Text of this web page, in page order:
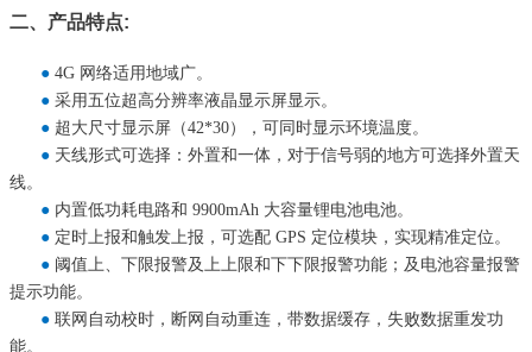
二、产品特点:
● 4G 网络适用地域广。
● 采用五位超高分辨率液晶显示屏显示。
● 超大尺寸显示屏（42*30），可同时显示环境温度。
● 天线形式可选择：外置和一体，对于信号弱的地方可选择外置天
线。
● 内置低功耗电路和 9900mAh 大容量锂电池电池。
● 定时上报和触发上报，可选配 GPS 定位模块，实现精准定位。
● 阈值上、下限报警及上上限和下下限报警功能；及电池容量报警
提示功能。
● 联网自动校时，断网自动重连，带数据缓存，失败数据重发功
能。